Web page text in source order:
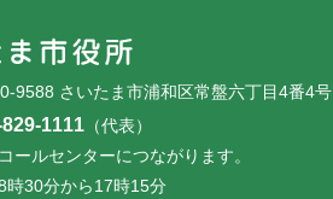
9588 さいたま市浦和区常盤六丁目4番4号
1111 （代表）
ールセンターにつながります。
時30分から17時15分